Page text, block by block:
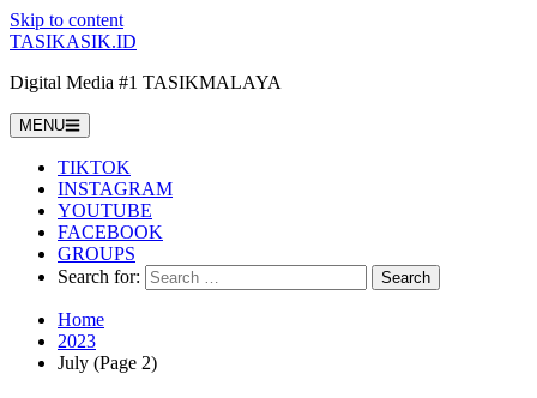
Skip to content
TASIKASIK.ID
Digital Media #1 TASIKMALAYA
MENU
TIKTOK
INSTAGRAM
YOUTUBE
FACEBOOK
GROUPS
Search for:
Home
2023
July (Page 2)